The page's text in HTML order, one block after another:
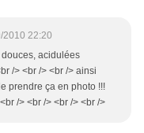
2010 22:20
acidulées
/> <br /> <br /> ainsi
prendre ça en photo !!!
/> <br /> <br /> <br />